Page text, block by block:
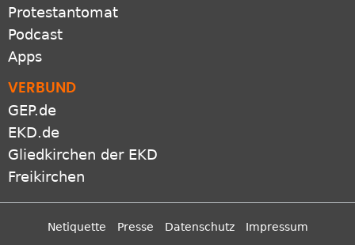
Protestantomat
Podcast
Apps
VERBUND
GEP.de
EKD.de
Gliedkirchen der EKD
Freikirchen
Netiquette Presse Datenschutz Impressum